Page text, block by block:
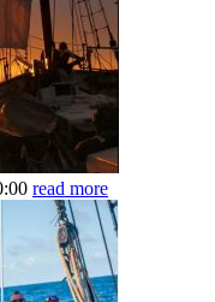
read more